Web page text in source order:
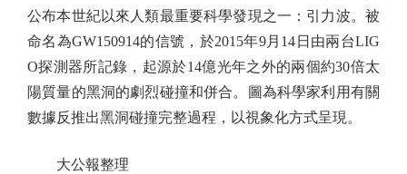
公布本世紀以來人類最重要科學發現之一：引力波。被
命名為GW150914的信號，於2015年9月14日由兩台LIG
O探測器所記錄，起源於14億光年之外的兩個約30倍太
陽質量的黑洞的劇烈碰撞和併合。圖為科學家利用有關
數據反推出黑洞碰撞完整過程，以視象化方式呈現。
大公報整理